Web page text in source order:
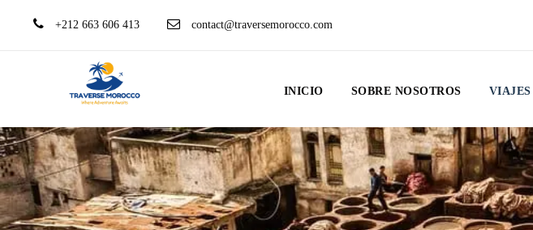
+212 663 606 413 contact@traversemorocco.com
INICIO SOBRE NOSOTROS VIAJES